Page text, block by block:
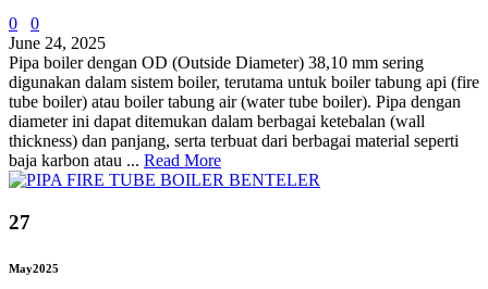
0
0
June 24, 2025
Pipa boiler dengan OD (Outside Diameter) 38,10 mm sering
digunakan dalam sistem boiler, terutama untuk boiler tabung api (fire
tube boiler) atau boiler tabung air (water tube boiler). Pipa dengan
diameter ini dapat ditemukan dalam berbagai ketebalan (wall
thickness) dan panjang, serta terbuat dari berbagai material seperti
baja karbon atau ... Read More
27
May2025